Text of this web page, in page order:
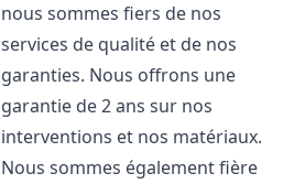
nous sommes fiers de nos
services de qualité et de nos
garanties. Nous offrons une
garantie de 2 ans sur nos
interventions et nos matériaux.
Nous sommes également fière